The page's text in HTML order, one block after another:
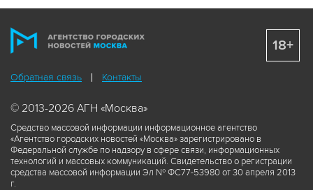
Обратная связь Контакты
© 2013-2026 АГН «Москва»
Средство массовой информации информационное агентство
«Агентство городских новостей «Москва» зарегистрировано в
Федеральной службе по надзору в сфере связи, информационных
технологий и массовых коммуникаций. Свидетельство о регистрации
средства массовой информации Эл № ФС77-53980 от 30 апреля 2013
г.
18+